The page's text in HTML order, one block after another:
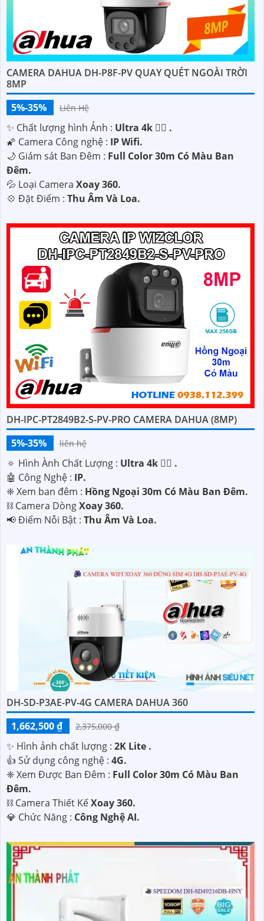
CAMERA DAHUA DH-P8F-PV QUAY QUÉT NGOÀI TRỜI
8MP
5%-35%
Liên Hệ
✨ Chất lượng hình Ảnh : Ultra 4k 👍🏾 .
🌠 Camera Công nghệ : IP Wifi.
🌙 Giám sát Ban Đêm : Full Color 30m Có Màu Ban
Ðêm.
💦 Loại Camera Xoay 360.
️💠 Đặt Điểm : Thu Âm Và Loa.
DH-IPC-PT2849B2-S-PV-PRO CAMERA DAHUA (8MP)
5%-35%
liên hệ
🔅 Hình Ành Chất Lượng : Ultra 4k 👍🏾 .
🤖️ Công Nghệ : IP.
❈ Xem ban đêm : Hồng Ngoại 30m Có Màu Ban Ðêm.
⛓ Camera DòngXoay 360.
️📢 Điểm Nỗi Bật : Thu Âm Và Loa.
DH-SD-P3AE-PV-4G CAMERA DAHUA 360
1,662,500 ₫
2,375,000 ₫
✨ Hình ảnh chất lượng : 2K Lite .
👍 Sử dụng công nghệ : 4G.
❈ Xem Được Ban Đêm : Full Color 30m Có Màu Ban
Ðêm.
⛓ Camera Thiết KếXoay 360.
️💎 Chức Năng : Công Nghệ AI.